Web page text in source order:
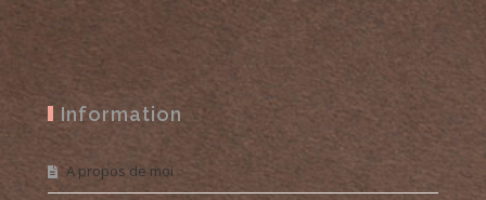
Information
A propos de moi